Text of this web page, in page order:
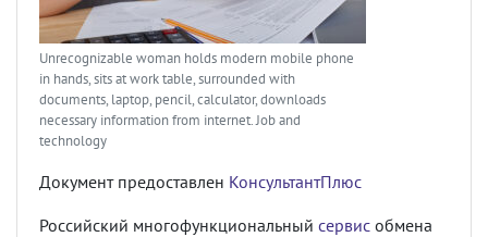
Unrecognizable woman holds modern mobile phone
in hands, sits at work table, surrounded with
documents, laptop, pencil, calculator, downloads
necessary information from internet. Job and
technology
Документ предоставлен КонсультантПлюс
Российский многофункциональный сервис обмена